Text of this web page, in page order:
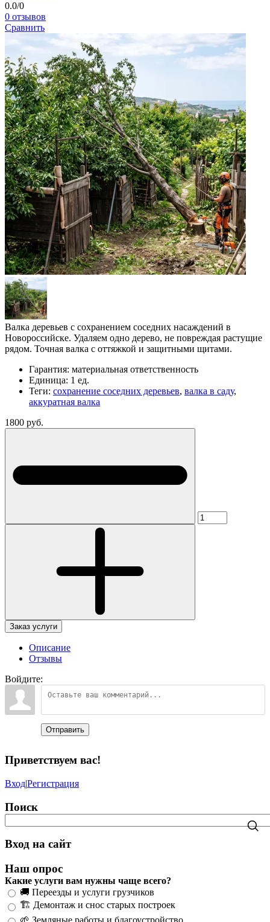
0.0/0
0 отзывов
Сравнить
Валка деревьев с сохранением соседних насаждений в
Новороссийске. Удаляем одно дерево, не повреждая растущие
рядом. Точная валка с оттяжкой и защитными щитами.
Гарантия: материальная ответственность
Единица: 1 ед.
Теги: сохранение соседних деревьев, валка в саду,
аккуратная валка
1800 руб.
Заказ услуги
Описание
Отзывы
Войдите:
Отправить
Приветствуем вас!
Вход|Регистрация
Поиск
Вход на сайт
Наш опрос
Какие услуги вам нужны чаще всего?
🚚 Переезды и услуги грузчиков
🏗️ Демонтаж и снос старых построек